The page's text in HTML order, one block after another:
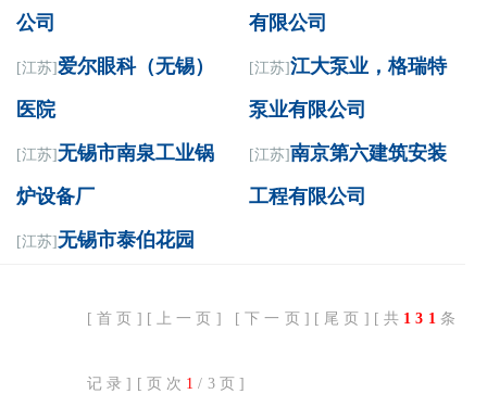
公司
有限公司
[江苏]爱尔眼科（无锡）
医院
[江苏]江大泵业，格瑞特
泵业有限公司
[江苏]无锡市南泉工业锅
炉设备厂
[江苏]南京第六建筑安装
工程有限公司
[江苏]无锡市泰伯花园
[首页][上一页] [下一页 ][ 尾页 ][共 131 条
记录][页次 1/3页]